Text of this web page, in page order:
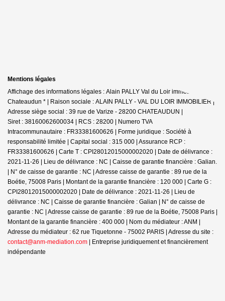
Mentions légales
Affichage des informations légales : Alain PALLY Val du Loir immobilier -
Chateaudun * | Raison sociale : ALAIN PALLY - VAL DU LOIR IMMOBILIER |
Adresse siège social : 39 rue de Varize - 28200 CHATEAUDUN |
Siret : 38160062600034 | RCS : 28200 | Numero TVA
Intracommunautaire : FR33381600626 | Forme juridique : Société à
responsabilité limitée | Capital social : 315 000 | Assurance RCP :
FR33381600626 | Carte T : CPI28012015000002020 | Date de délivrance :
2021-11-26 | Lieu de délivrance : NC | Caisse de garantie financière : Galian.
| N° de caisse de garantie : NC | Adresse caisse de garantie : 89 rue de la
Boétie, 75008 Paris | Montant de la garantie financière : 120 000 | Carte G :
CPI28012015000002020 | Date de délivrance : 2021-11-26 | Lieu de
délivrance : NC | Caisse de garantie financière : Galian | N° de caisse de
garantie : NC | Adresse caisse de garantie : 89 rue de la Boétie, 75008 Paris |
Montant de la garantie financière : 400 000 | Nom du médiateur : ANM |
Adresse du médiateur : 62 rue Tiquetonne - 75002 PARIS | Adresse du site :
contact@anm-mediation.com | Entreprise juridiquement et financièrement
indépendante